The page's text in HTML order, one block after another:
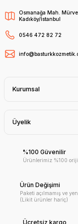
Osmanağa Mah.
Kadıköy/İstanbul
0546 472 82 72
Kurumsal
Üyelik
%100 Güvenilir
Ürünlerimiz %100
Ürün Değişimi
Paketi açılmamış ve
(Likit ürünler hariç)
Ücretsiz kargo